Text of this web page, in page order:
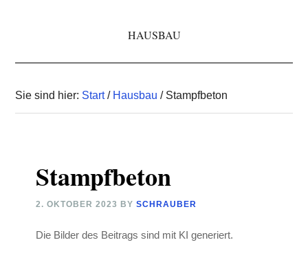
HAUSBAU
Sie sind hier: Start/ Hausbau / Stampfbeton
Stampfbeton
2. OKTOBER 2023 BYSCHRAUBER
Die Bilder des Beitrags sind mit KI generiert.